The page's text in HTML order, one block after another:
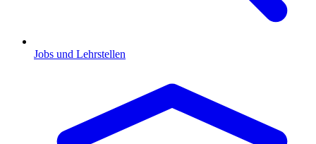
Jobs und Lehrstellen